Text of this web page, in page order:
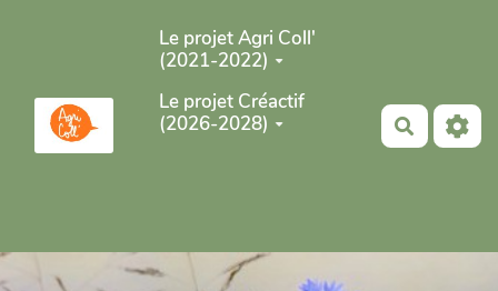
Aller au contenu principalLe projet Agri Coll'
(2021-2022)
Le projet Créactif
(2026-2028)